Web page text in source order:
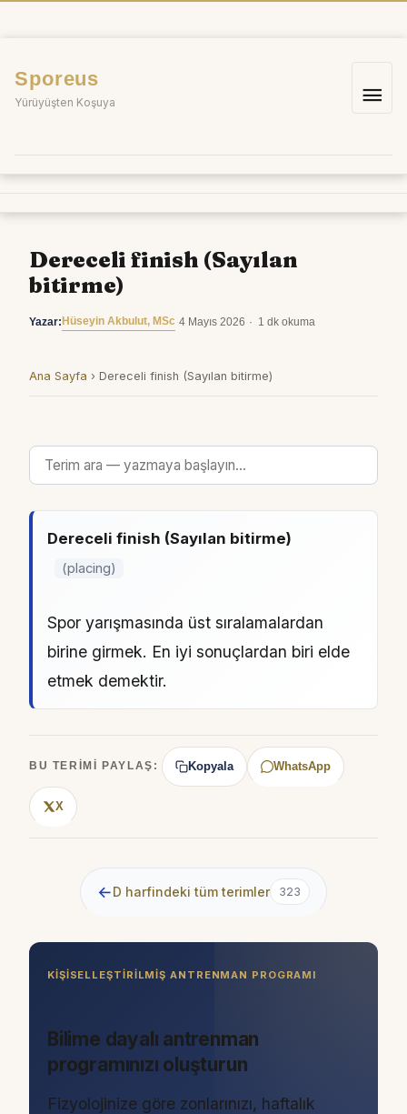
Sporeus
Yürüyüşten Koşuya
Ana
Dereceli finish (Sayılan
bitirme)
Yazar: Hüseyin Akbulut, MSc 4 Mayıs 2026 1 dk okuma
Ana Sayfa › Dereceli finish (Sayılan bitirme)
Dereceli finish (Sayılan bitirme)
(placing)
Spor yarışmasında üst sıralamalardan
birine girmek. En iyi sonuçlardan biri elde
etmek demektir.
BU TERIMI PAYLAŞ: Kopyala WhatsApp
X
←D harfindeki tüm terimler 323
KIŞISELLEŞTIRILMIŞ ANTRENMAN PROGRAMI
Bilime dayalı antrenman
programınızı oluşturun
Fizyolojinize göre zonlarınızı, haftalık